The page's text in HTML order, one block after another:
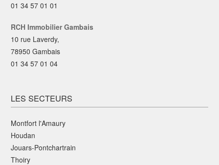
01 34 57 01 01
RCH Immobilier Gambais
10 rue Laverdy,
78950 Gambais
01 34 57 01 04
LES SECTEURS
Montfort l'Amaury
Houdan
Jouars-Pontchartrain
Thoiry